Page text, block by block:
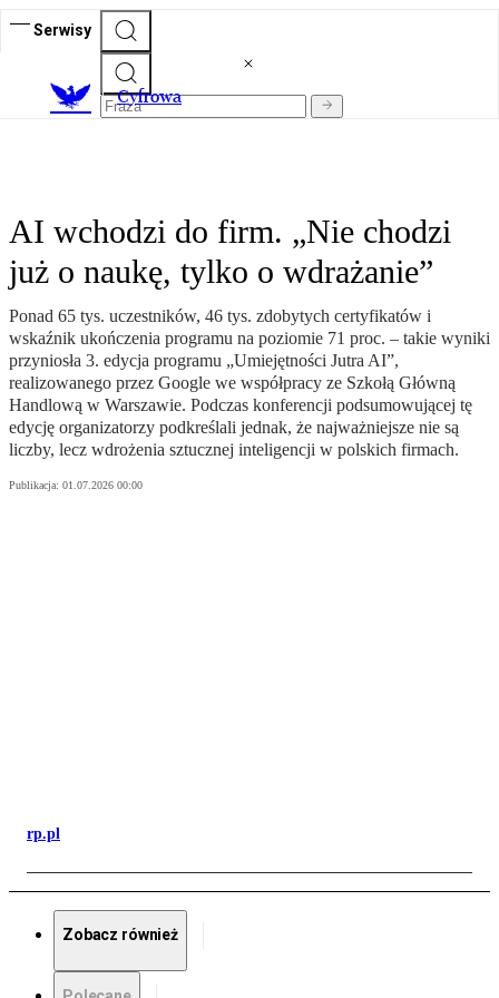
Serwisy
Cyfrowa
AI wchodzi do firm. „Nie chodzi
już o naukę, tylko o wdrażanie”
Ponad 65 tys. uczestników, 46 tys. zdobytych certyfikatów i
wskaźnik ukończenia programu na poziomie 71 proc. – takie wyniki
przyniosła 3. edycja programu „Umiejętności Jutra AI”,
realizowanego przez Google we współpracy ze Szkołą Główną
Handlową w Warszawie. Podczas konferencji podsumowującej tę
edycję organizatorzy podkreślali jednak, że najważniejsze nie są
liczby, lecz wdrożenia sztucznej inteligencji w polskich firmach.
Publikacja: 01.07.2026 00:00
rp.pl
Zobacz również